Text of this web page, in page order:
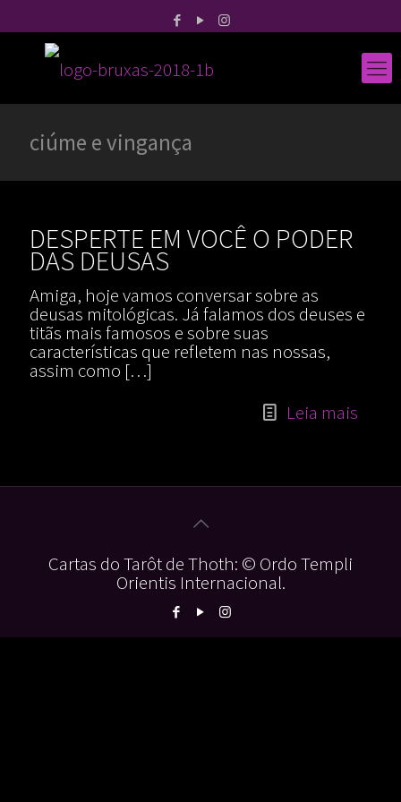
ciúme e vingança
DESPERTE EM VOCÊ O PODER
DAS DEUSAS
Amiga, hoje vamos conversar sobre as
deusas mitológicas. Já falamos dos deuses e
titãs mais famosos e sobre suas
características que refletem nas nossas,
assim como […]
Leia mais
Cartas do Tarôt de Thoth: © Ordo Templi
Orientis Internacional.